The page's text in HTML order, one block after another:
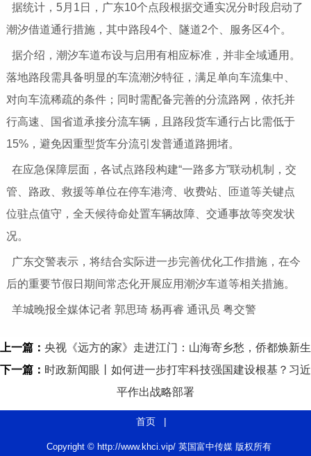
据统计，5月1日，广东10个点段根据交通实况分时段启动了
潮汐借道通行措施，其中路段4个、隧道2个、服务区4个。
据介绍，潮汐车道布设与启用有相应标准，并非全域通用。
落地路段需具备明显的车流潮汐特征，满足单向车流集中、
对向车流稀疏的条件；同时需配备完善的分流路网，依托并
行高速、国省道承接分流车辆，且路段货车通行占比需低于
15%，避免因重型货车分流引发普通道路拥堵。
在应急保障层面，各试点路段构建“一路多方”联动机制，交
管、路政、救援等单位在停车港湾、收费站、匝道等关键点
位驻点值守，全天候待命处置车辆故障、交通事故等突发状
况。
广东交警表示，将结合实际进一步完善优化工作措施，在今
后的重要节假日期间常态化开展应用潮汐车道等相关措施。
羊城晚报全媒体记者 郭思琦 杨再睿 通讯员 粤交警
上一篇： 央视《远方的家》走进江门：山海寄乡愁，侨都焕新生
下一篇： 时政新闻眼丨如何进一步打牢科技强国建设根基？习近
平作出战略部署
首页 |
Copyright © http://www.khci.vip/ 英国富中传媒 版权所有